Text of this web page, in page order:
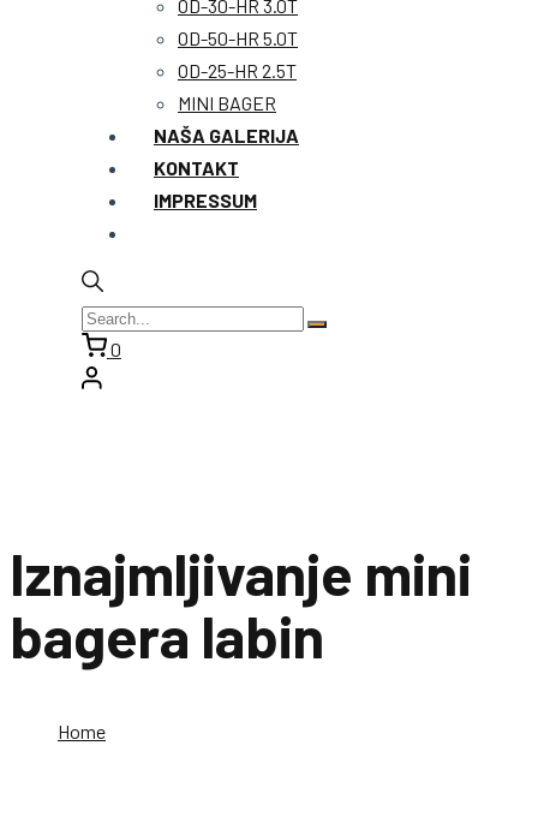
OD-30-HR 3.0T
OD-50-HR 5.0T
OD-25-HR 2.5T
MINI BAGER
NAŠA GALERIJA
KONTAKT
IMPRESSUM
0
Iznajmljivanje mini
bagera labin
Home